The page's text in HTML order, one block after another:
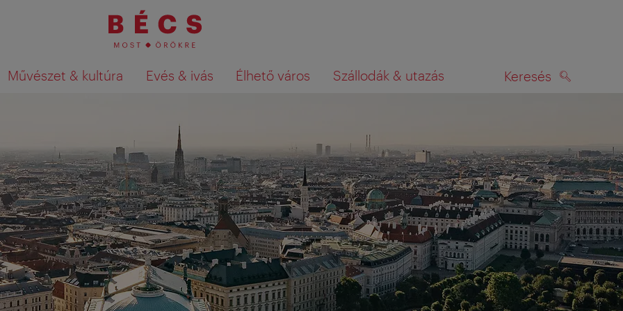
Művészet & kultúra Evés & ivás Élhető város Szállodák & utazás Keresés